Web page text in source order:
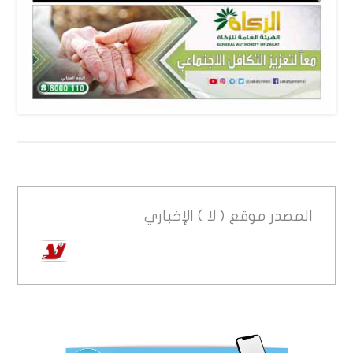
المصدر موقع ( لا ) الإخباري